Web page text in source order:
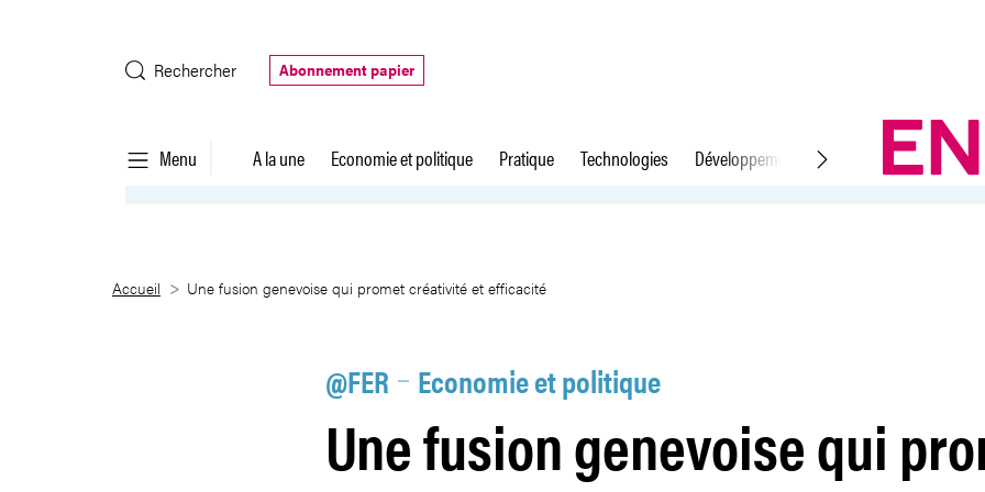
Rechercher
Abonnement papier
Menu A la une Economie et politique Pratique Technologies Développement durable Droit du travail
Une fusion genevoise qui promet créativité et efficacité
Accueil Une fusion genevoise qui promet créativité et efficacité
@FER Economie et politique
Une fusion genevoise qui